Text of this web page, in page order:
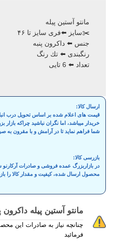
مانتو آستين پیله
✂️سایز ⬅️فری سایز تا ۴۶
جنس ⬅️ داکرون پنبه
رنگبندی ⬅️ تك رنگ
تعداد ⬅️ 6 تایی
ارسال کالا:
قیمت های اعلام شده بر اساس تحویل درب
خریدار میباشد، اما نگران نباشید چراکه
شما فراهم نماید تا در آرامش و با مقرون به
بازرسی کالا:
در بازاربزرگ عمده فروشی و صادرات
محصول ارسال شده، کیفیت و مقدار کالا را
مانتو آستين پیله داکرون پنبه فری
فرمائید